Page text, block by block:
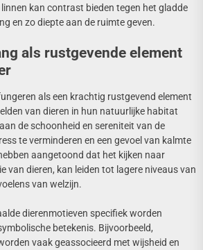
kan contrast bieden tegen het gladde
en zo diepte aan de ruimte geven.
als rustgevende element
als een krachtig rustgevend element
van dieren in hun natuurlijke habitat
de schoonheid en sereniteit van de
te verminderen en een gevoel van kalmte
aangetoond dat het kijken naar
van dieren, kan leiden tot lagere niveaus van
van welzijn.
dierenmotieven specifiek worden
betekenis. Bijvoorbeeld,
vaak geassocieerd met wijsheid en